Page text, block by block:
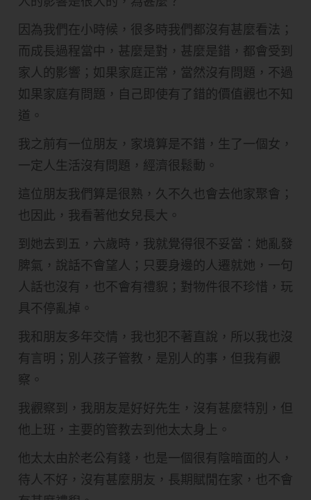
因為我們在小時候，很多時我們都沒有甚麼看法；
而成長過程當中，甚麼是對，甚麼是錯，都會受到
家人的影響；如果家庭正常，當然沒有問題，不過
如果家庭有問題，自己即使有了錯的價值觀也不知
道。
我之前有一位朋友，家境算是不錯，生了一個女，
一定人生活沒有問題，經濟很鬆動。
這位朋友我們算是很熟，久不久也會去他家聚會；
也因此，我看著他女兒長大。
到她去到五，六歲時，我就覺得很不妥當：她亂發
脾氣，說話不會望人；只要身邊的人遷就她，一句
人話也沒有，也不會有禮貎；對物件很不珍惜，玩
具不停亂掉。
我和朋友多年交情，我也犯不著直說，所以我也沒
有言明；別人孩子管教，是別人的事，但我有觀
察。
我觀察到，我朋友是好好先生，沒有甚麼特別，但
他上班，主要的管教去到他太太身上。
他太太由於老公有錢，也是一個很有陰暗面的人，
待人不好，沒有甚麼朋友，長期賦閒在家，也不會